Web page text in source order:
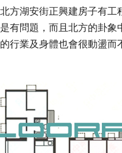
方湖安街正興建房子有
有問題，而且北方的卦
行業及身體也會很動盪而